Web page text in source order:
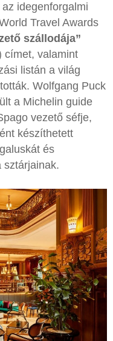
idegenforgalmi
Travel Awards
szállodája”
címet, valamint
listán a világ
Wolfgang Puck
a Michelin guide
vezető séfje,
készíthetett
és
sztárjainak.